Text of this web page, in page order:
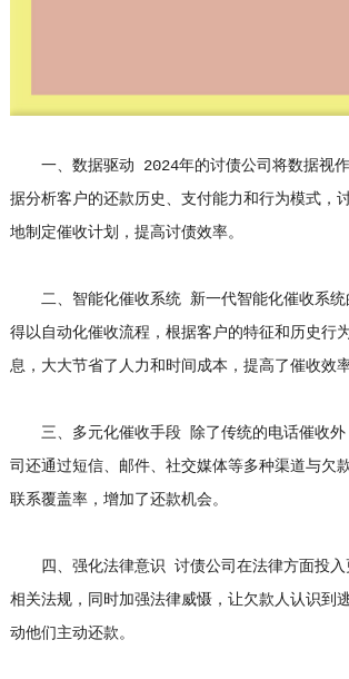
一、数据驱动 2024年的讨债公司将数据视作
据分析客户的还款历史、支付能力和行为模式，
地制定催收计划，提高讨债效率。
二、智能化催收系统 新一代智能化催收系统
得以自动化催收流程，根据客户的特征和历史行
息，大大节省了人力和时间成本，提高了催收效率
三、多元化催收手段 除了传统的电话催收外
司还通过短信、邮件、社交媒体等多种渠道与欠
联系覆盖率，增加了还款机会。
四、强化法律意识 讨债公司在法律方面投入
相关法规，同时加强法律威慑，让欠款人认识到
动他们主动还款。